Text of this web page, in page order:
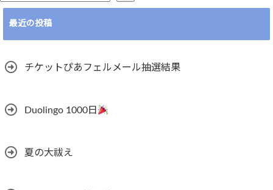
最近の投稿
チケットぴあフェルメール抽選結果
Duolingo 1000日
夏の大祓え